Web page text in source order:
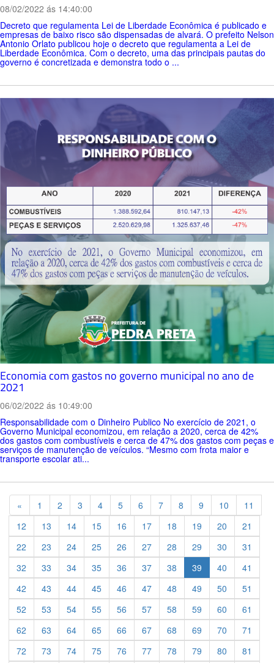
08/02/2022 ás 14:40:00
Decreto que regulamenta Lei de Liberdade Econômica é publicado e
empresas de baixo risco são dispensadas de alvará. O prefeito Nelson
Antonio Orlato publicou hoje o decreto que regulamenta a Lei de
Liberdade Econômica. Com o decreto, uma das principais pautas do
governo é concretizada e demonstra todo o ...
Economia com gastos no governo municipal no ano de
2021
06/02/2022 ás 10:49:00
Responsabilidade com o Dinheiro Publico No exercício de 2021, o
Governo Municipal economizou, em relação a 2020, cerca de 42%
dos gastos com combustíveis e cerca de 47% dos gastos com peças e
serviços de manutenção de veículos. “Mesmo com frota maior e
transporte escolar ati...
« Previous
1 2 3 4 5 6 7 8 9 10
11
12
13 14 15 16 17 18 19 20
21
22
23 24 25 26 27 28 29 30
31
32
33 34 35 36 37 38 39 40
41
42
43 44 45 46 47 48 49 50
51
52
53 54 55 56 57 58 59 60
61
62
63 64 65 66 67 68 69 70
71
72
73 74 75 76 77 78 79 80 81